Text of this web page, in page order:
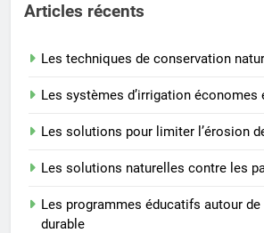
Articles récents
Les techniques de conservation
Les systèmes d’irrigation économes
Les solutions pour limiter l’érosion
Les solutions naturelles contre les
Les programmes éducatifs autour de
durable